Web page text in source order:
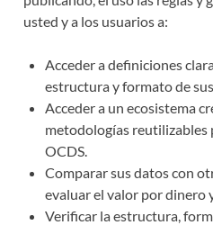
usted y a los usuarios a:
Acceder a definiciones
estructura y formato de
Acceder a un ecosistema
metodologías reutilizables
OCDS.
Comparar sus datos con
evaluar el valor por dinero
Verificar la estructura,